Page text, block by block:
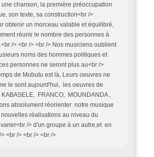
chanson, la première préoccupation
son texte, sa construction<br />
obtenir un morceau valable et équilibré,
réunir le nombre des personnes à
/> <br /> <br /> Nos musiciens oublient
noms des hommes politiques et
personnes ne seront plus au<br />
de Mobutu est là, Leurs oeuvres ne
le sont aujourd'hui, les oeuvres de
FRANCO, MOUNDANDA ,
absolument réorienter notre musique
réalisations au niveau du
/> d'un groupe à un autre,et en
<br /> <br /> <br />